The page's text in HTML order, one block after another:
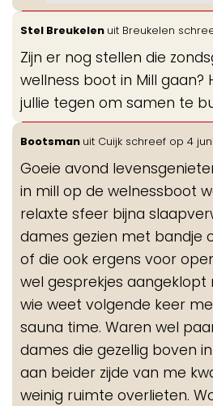
Stel Breukelen uit Breukelen
Zijn er nog stellen die
wellness boot in Mill gaan?
jullie tegen om samen te
Bootsman uit Cuijk schreef op 4
Goeie avond
in mill op de welnessboot
relaxte sfeer bijna
dames gezien met bandje
of die ook ergens voor
wel gesprekjes
wie weet volgende keer
sauna time. Waren wel
dames die gezellig boven
aan beider zijde van me
weinig ruimte overlieten.